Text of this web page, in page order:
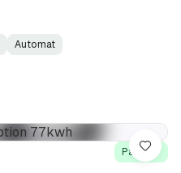
Automat
På lager
Lagre